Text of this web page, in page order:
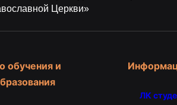
Церкви»
обучения и
ЛК